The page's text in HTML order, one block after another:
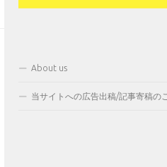
About us
当サイトへの広告出稿/記事寄稿の